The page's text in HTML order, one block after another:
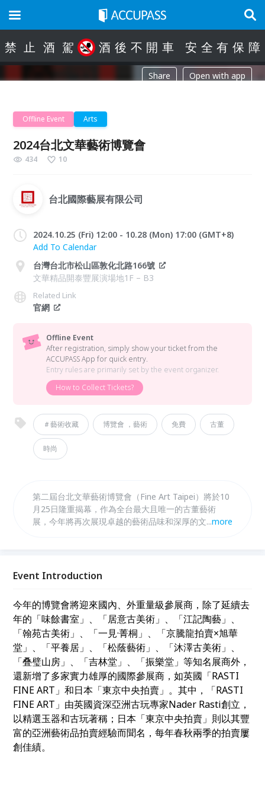
禁 止 酒 駕 酒 後 不 開 車 安 全 有 保 障
Share Open with app
Offline Event Arts
2024台北文華藝術博覽會
434 10
台北國際藝展有限公司
2024.10.25 (Fri) 12:00 - 10.28 (Mon) 17:00 (GMT+8)
Add To Calendar
台灣台北市松山區敦化北路166號
文華精品開泰豐展演場地1F – B3
Related Link
官網
Offline Event
After registration, simply show your ticket from the
ACCUPASS App for quick entry.
Entry rules are primarily set by the event organizer.
How to Collect Tickets?
＃藝術收藏 博覽會 ，藝術 免費 古董
時尚
第二屆台北文華藝術博覽會（Fine Art Taipei）將於10
月25日隆重揭幕，作為全台最大且唯一的古董藝術
展，今年將再次展現卓越的藝術品味和深厚的文化底
香、古董設計珠寶等多樣化的藝術瑰寶。
...more
Event Introduction
今年的博覽會將迎來國內、外重量級參展商，除了延續去
年的「味餘書室」、「居意古美術」、「江記陶藝」、
「翰苑古美術」、「一見·菁桐」、「京騰龍拍賣×旭華
堂」、「平養居」、「松蔭藝術」、「沐澤古美術」、
「叠璧山房」、「吉林堂」、「振樂堂」等知名展商外，
還新增了多家實力雄厚的國際參展商，如英國「RASTI
FINE ART」和日本「東京中央拍賣」。其中，「RASTI
FINE ART」由英國資深亞洲古玩專家Nader Rasti創立，
以精選玉器和古玩著稱；日本「東京中央拍賣」則以其豐
富的亞洲藝術品拍賣經驗而聞名，每年春秋兩季的拍賣屢
創佳績。